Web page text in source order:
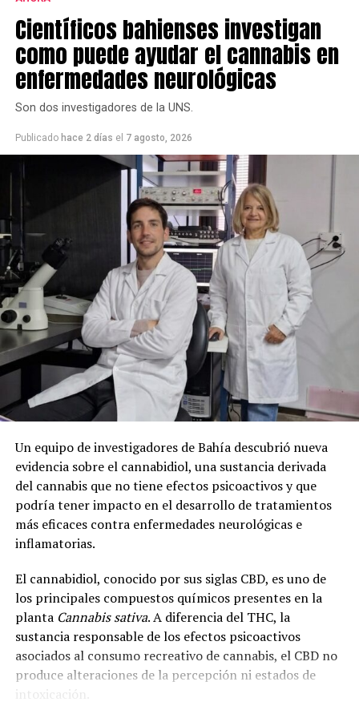
Científicos bahienses investigan
como puede ayudar el cannabis en
enfermedades neurológicas
Son dos investigadores de la UNS.
Publicado hace 2 días el 7 agosto, 2026
Un equipo de investigadores de Bahía descubrió nueva
evidencia sobre el cannabidiol, una sustancia derivada
del cannabis que no tiene efectos psicoactivos y que
podría tener impacto en el desarrollo de tratamientos
más eficaces contra enfermedades neurológicas e
inflamatorias.
El cannabidiol, conocido por sus siglas CBD, es uno de
los principales compuestos químicos presentes en la
planta Cannabis sativa. A diferencia del THC, la
sustancia responsable de los efectos psicoactivos
asociados al consumo recreativo de cannabis, el CBD no
produce alteraciones de la percepción ni estados de